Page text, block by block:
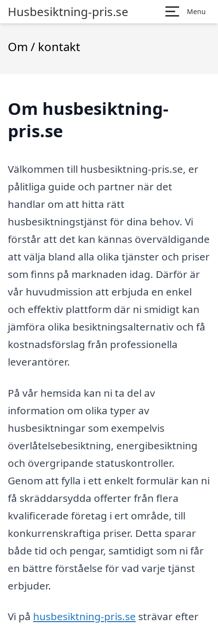
Husbesiktning-pris.se Menu
Om / kontakt
Om husbesiktning-
pris.se
Välkommen till husbesiktning-pris.se, er
pålitliga guide och partner när det
handlar om att hitta rätt
husbesiktningstjänst för dina behov. Vi
förstår att det kan kännas överväldigande
att välja bland alla olika tjänster och priser
som finns på marknaden idag. Därför är
vår huvudmission att erbjuda en enkel
och effektiv plattform där ni smidigt kan
jämföra olika besiktningsalternativ och få
kostnadsförslag från professionella
leverantörer.
På vår hemsida kan ni ta del av
information om olika typer av
husbesiktningar som exempelvis
överlåtelsebesiktning, energibesiktning
och övergripande statuskontroller.
Genom att fylla i ett enkelt formulär kan ni
få skräddarsydda offerter från flera
kvalificerade företag i ert område, till
konkurrenskraftiga priser. Detta sparar
både tid och pengar, samtidigt som ni får
en bättre förståelse för vad varje tjänst
erbjuder.
Vi på husbesiktning-pris.se strävar efter